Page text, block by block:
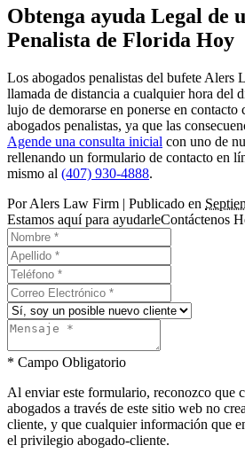
Obtenga ayuda Legal de
Penalista de Florida Hoy
Los abogados penalistas del bufete Alers
llamada de distancia a cualquier hora del
lujo de demorarse en ponerse en contacto
abogados penalistas, ya que las
Agende una consulta inicial con uno de
rellenando un formulario de contacto en
mismo al (407) 930-4888.
PorAlers Law Firm | Publicado en
Estamos aquí para ayudarleContáctenos
* Campo Obligatorio
Al enviar este formulario, reconozco que
abogados a través de este sitio web no
cliente, y que cualquier información que
el privilegio abogado-cliente.